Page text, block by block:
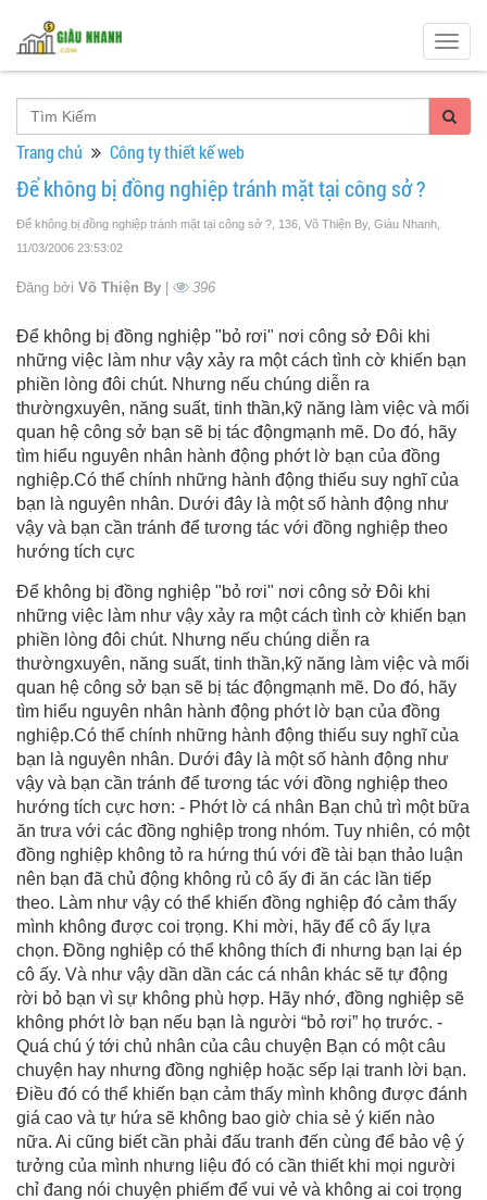
Trang chủ Công ty thiết kế web
Để không bị đồng nghiệp tránh mặt tại công sở ?
Để không bị đồng nghiệp tránh mặt tại công sở ?, 136, Võ Thiện By, Giàu Nhanh
11/03/2006 23:53:02
Đăng bởi Võ Thiện By | 396
Để không bị đồng nghiệp "bỏ rơi" nơi công sở Đôi khi
những việc làm như vậy xảy ra một cách tình cờ khiến bạn
phiền lòng đôi chút. Nhưng nếu chúng diễn ra
thườngxuyên, năng suất, tinh thần,kỹ năng làm việc và mối
quan hệ công sở bạn sẽ bị tác độngmạnh mẽ. Do đó, hãy
tìm hiểu nguyên nhân hành động phớt lờ bạn của đồng
nghiệp.Có thể chính những hành động thiếu suy nghĩ của
bạn là nguyên nhân. Dưới đây là một số hành động như
vậy và bạn cần tránh để tương tác với đồng nghiệp theo
hướng tích cực
Để không bị đồng nghiệp "bỏ rơi" nơi công sở Đôi khi
những việc làm như vậy xảy ra một cách tình cờ khiến bạn
phiền lòng đôi chút. Nhưng nếu chúng diễn ra
thườngxuyên, năng suất, tinh thần,kỹ năng làm việc và mối
quan hệ công sở bạn sẽ bị tác độngmạnh mẽ. Do đó, hãy
tìm hiểu nguyên nhân hành động phớt lờ bạn của đồng
nghiệp.Có thể chính những hành động thiếu suy nghĩ của
bạn là nguyên nhân. Dưới đây là một số hành động như
vậy và bạn cần tránh để tương tác với đồng nghiệp theo
hướng tích cực hơn: - Phớt lờ cá nhân Bạn chủ trì một bữa
ăn trưa với các đồng nghiệp trong nhóm. Tuy nhiên, có một
đồng nghiệp không tỏ ra hứng thú với đề tài bạn thảo luận
nên bạn đã chủ động không rủ cô ấy đi ăn các lần tiếp
theo. Làm như vậy có thể khiến đồng nghiệp đó cảm thấy
mình không được coi trọng. Khi mời, hãy để cô ấy lựa
chọn. Đồng nghiệp có thể không thích đi nhưng bạn lại ép
cô ấy. Và như vậy dần dần các cá nhân khác sẽ tự động
rời bỏ bạn vì sự không phù hợp. Hãy nhớ, đồng nghiệp sẽ
không phớt lờ bạn nếu bạn là người “bỏ rơi” họ trước. -
Quá chú ý tới chủ nhân của câu chuyện Bạn có một câu
chuyện hay nhưng đồng nghiệp hoặc sếp lại tranh lời bạn.
Điều đó có thể khiến bạn cảm thấy mình không được đánh
giá cao và tự hứa sẽ không bao giờ chia sẻ ý kiến nào
nữa. Ai cũng biết cần phải đấu tranh đến cùng để bảo vệ ý
tưởng của mình nhưng liệu đó có cần thiết khi mọi người
chỉ đang nói chuyện phiếm để vui vẻ và không ai coi trọng